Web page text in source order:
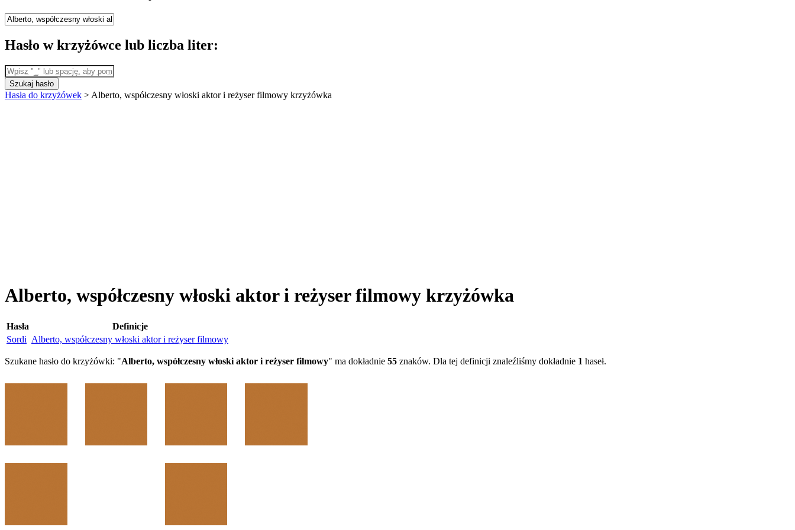
Hasło w krzyżówce lub liczba liter:
Szukaj hasło
Hasła do krzyżówek > Alberto, współczesny włoski aktor i reżyser filmowy krzyżówka
Alberto, współczesny włoski aktor i reżyser filmowy krzyżówka
Hasła
Definicje
Sordi Alberto, współczesny włoski aktor i reżyser filmowy
Szukane hasło do krzyżówki: "Alberto, współczesny włoski aktor i reżyser filmowy" ma dokładnie 55 znaków. Dla tej definicji znaleźliśmy dokładnie 1 haseł.